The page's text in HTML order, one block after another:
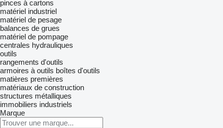
pinces à cartons
matériel industriel
matériel de pesage
balances de grues
matériel de pompage
centrales hydrauliques
outils
rangements d'outils
armoires à outils boîtes d'outils
matières premières
matériaux de construction
structures métalliques
immobiliers industriels
Marque